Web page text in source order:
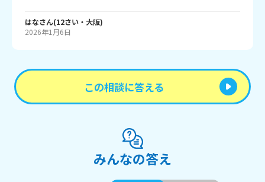
はなさん(12さい・ 大阪)
2026年1月6日
この相談に答える
みんなの答え